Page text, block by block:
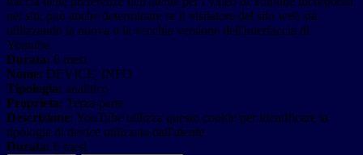
nei siti; può anche determinare se il visitatore del sito web sta
utilizzando la nuova o la vecchia versione dell'interfaccia di
Youtube.
Durata: 6 mesi
Nome: DEVICE_INFO
Tipologia: analitico
Proprieta: Terza-parte
Descrizione: YouTube utilizza questo cookie per identificare la
tipologia di device utilizzata dall'utente
Durata: 6 mesi